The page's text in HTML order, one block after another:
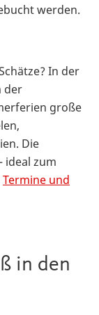
werden.
In der
der
große
Die
ideal zum
Termine und
in den